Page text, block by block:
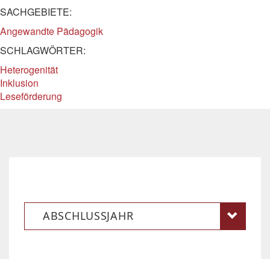
SACHGEBIETE:
Angewandte Pädagogik
SCHLAGWÖRTER:
Heterogenität
Inklusion
Leseförderung
ABSCHLUSSJAHR